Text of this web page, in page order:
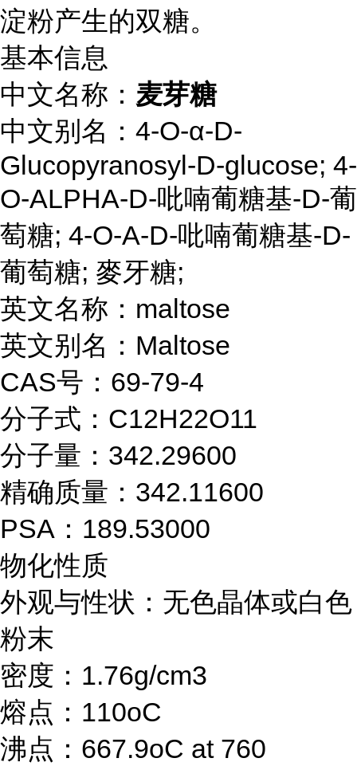
淀粉产生的双糖。
基本信息
中文名称： 麦芽糖
中文别名：4-O-α-D-
Glucopyranosyl-D-glucose; 4-
O-ALPHA-D-吡喃葡糖基-D-葡
萄糖; 4-O-Α-D-吡喃葡糖基-D-
葡萄糖; 麥牙糖;
英文名称：maltose
英文别名：Maltose
CAS号：69-79-4
分子式：C12H22O11
分子量：342.29600
精确质量：342.11600
PSA：189.53000
物化性质
外观与性状：无色晶体或白色
粉末
密度：1.76g/cm3
熔点：110oC
沸点：667.9oC at 760